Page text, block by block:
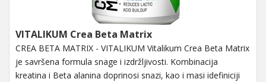
VITALIKUM Crea Beta Matrix
CREA BETA MATRIX - VITALIKUM Vitalikum Crea Beta Matrix
je savršena formula snage i izdržljivosti. Kombinacija
kreatina i Beta alanina doprinosi snazi, kao i masi idefiniciji